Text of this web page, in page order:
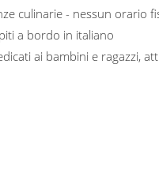
culinarie - nessun orario
a bordo in italiano
ai bambini e ragazzi,